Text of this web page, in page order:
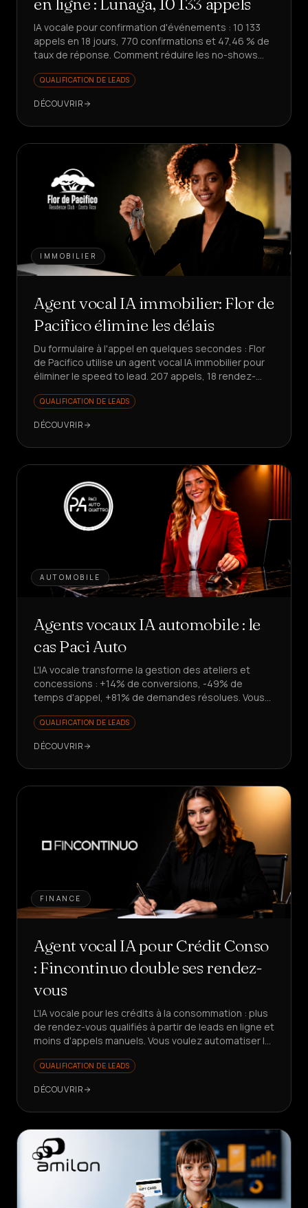
IA vocale pour confirmation d'événements : 10 133
appels en 18 jours, 770 confirmations et 47,46 % de
taux de réponse. Comment réduire les no-shows
QUALIFICATION DE LEADS
DÉCOUVRIR
IMMOBILIER
Agent vocal IA immobilier: Flor de
Pacifico élimine les délais
Du formulaire à l'appel en quelques secondes : Flor
de Pacifico utilise un agent vocal IA immobilier pour
éliminer le speed to lead. 207 appels, 18 rendez-
QUALIFICATION DE LEADS
DÉCOUVRIR
AUTOMOBILE
Agents vocaux IA automobile : le
cas Paci Auto
L'IA vocale transforme la gestion des ateliers et
concessions : +14% de conversions, -49% de
temps d'appel, +81% de demandes résolues. Vous
QUALIFICATION DE LEADS
DÉCOUVRIR
FINANCE
Agent vocal IA pour Crédit Conso
: Fincontinuo double ses rendez-
vous
L'IA vocale pour les crédits à la consommation : plus
de rendez-vous qualifiés à partir de leads en ligne et
moins d'appels manuels. Vous voulez automatiser le
QUALIFICATION DE LEADS
DÉCOUVRIR